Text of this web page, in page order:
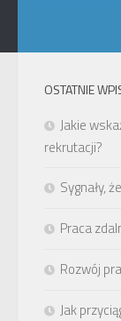
OSTATNIE
Jakie
rekrutacji?
Sygnały,
Praca
Rozwój
Jak